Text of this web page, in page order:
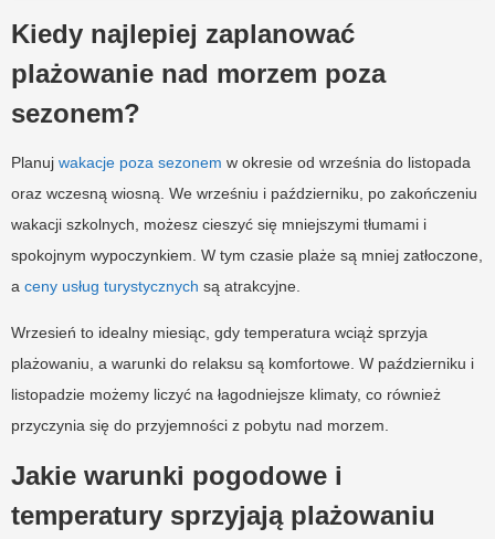
Kiedy najlepiej zaplanować
plażowanie nad morzem poza
sezonem?
Planuj wakacje poza sezonem w okresie od września do listopada
oraz wczesną wiosną. We wrześniu i październiku, po zakończeniu
wakacji szkolnych, możesz cieszyć się mniejszymi tłumami i
spokojnym wypoczynkiem. W tym czasie plaże są mniej zatłoczone,
a ceny usług turystycznych są atrakcyjne.
Wrzesień to idealny miesiąc, gdy temperatura wciąż sprzyja
plażowaniu, a warunki do relaksu są komfortowe. W październiku i
listopadzie możemy liczyć na łagodniejsze klimaty, co również
przyczynia się do przyjemności z pobytu nad morzem.
Jakie warunki pogodowe i
temperatury sprzyjają plażowaniu